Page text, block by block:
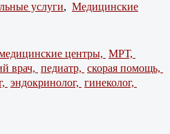
услуги, Медицинские
центры, МРТ,
врач, педиатр, скорая помощь,
эндокринолог, гинеколог,